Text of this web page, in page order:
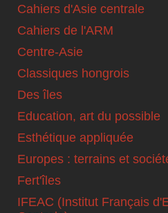
Cahiers d'Asie centrale
Cahiers de l'ARM
Centre-Asie
Classiques hongrois
Des îles
Education, art du possible
Esthétique appliquée
Europes : terrains et
Fert'îles
IFEAC (Institut Français